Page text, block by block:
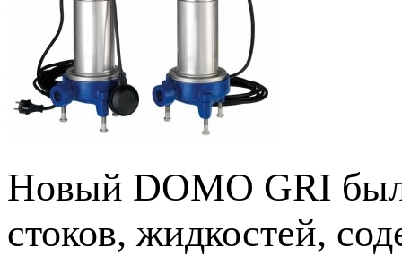
Новый DOMO GRI был
стоков, жидкостей,